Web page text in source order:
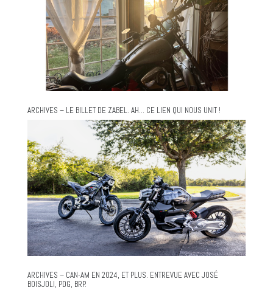
ARCHIVES – LE BILLET DE ZABEL. AH… CE LIEN QUI NOUS UNIT !
ARCHIVES – CAN-AM EN 2024, ET PLUS. ENTREVUE AVEC JOSÉ
BOISJOLI, PDG, BRP.